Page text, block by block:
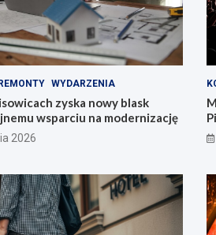
REMONTY WYDARZENIA
zyska nowy blask
wsparciu na modernizację
2026